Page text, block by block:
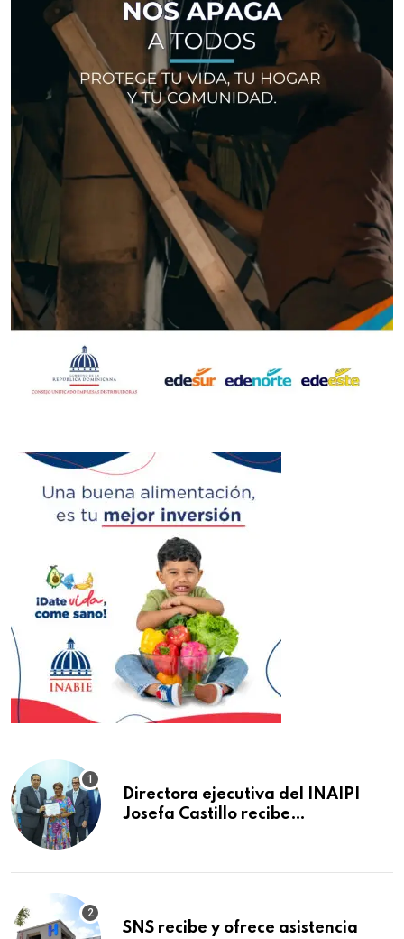
Directora ejecutiva del INAIPI
Josefa Castillo recibe
SNS recibe y ofrece asistencia